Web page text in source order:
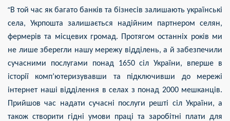
“В той час як багато банків та бізнесів залишають українські
села, Укрпошта залишається надійним партнером селян,
фермерів та місцевих громад. Протягом останніх років ми
не лише зберегли нашу мережу відділень, а й забезпечили
сучасними послугами понад 1650 сіл України, вперше в
історії комп’ютеризувавши та підключивши до мережі
інтернет наші відділення в селах з понад 2000 мешканців.
Прийшов час надати сучасні послуги решті сіл України, а
також створити гідні умови праці та заробітні плати для